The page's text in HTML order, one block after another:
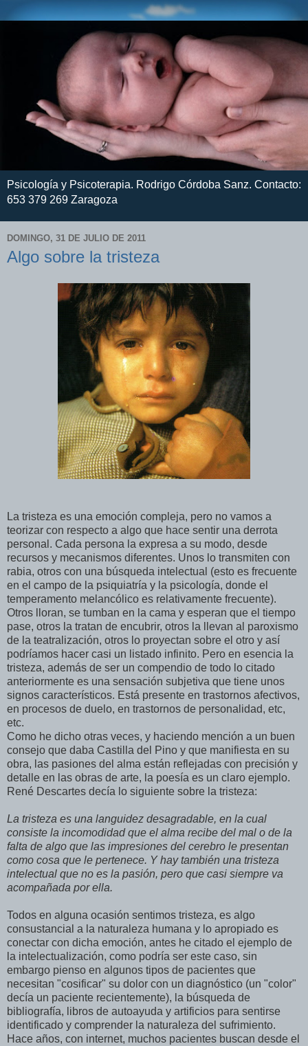
Psicología y Psicoterapia. Rodrigo Córdoba Sanz. Contacto:
653 379 269 Zaragoza
DOMINGO, 31 DE JULIO DE 2011
Algo sobre la tristeza
La tristeza es una emoción compleja, pero no vamos a
teorizar con respecto a algo que hace sentir una derrota
personal. Cada persona la expresa a su modo, desde
recursos y mecanismos diferentes. Unos lo transmiten con
rabia, otros con una búsqueda intelectual (esto es frecuente
en el campo de la psiquiatría y la psicología, donde el
temperamento melancólico es relativamente frecuente).
Otros lloran, se tumban en la cama y esperan que el tiempo
pase, otros la tratan de encubrir, otros la llevan al paroxismo
de la teatralización, otros lo proyectan sobre el otro y así
podríamos hacer casi un listado infinito. Pero en esencia la
tristeza, además de ser un compendio de todo lo citado
anteriormente es una sensación subjetiva que tiene unos
signos característicos. Está presente en trastornos afectivos,
en procesos de duelo, en trastornos de personalidad, etc,
etc.
Como he dicho otras veces, y haciendo mención a un buen
consejo que daba Castilla del Pino y que manifiesta en su
obra, las pasiones del alma están reflejadas con precisión y
detalle en las obras de arte, la poesía es un claro ejemplo.
René Descartes decía lo siguiente sobre la tristeza:
La tristeza es una languidez desagradable, en la cual
consiste la incomodidad que el alma recibe del mal o de la
falta de algo que las impresiones del cerebro le presentan
como cosa que le pertenece. Y hay también una tristeza
intelectual que no es la pasión, pero que casi siempre va
acompañada por ella.
Todos en alguna ocasión sentimos tristeza, es algo
consustancial a la naturaleza humana y lo apropiado es
conectar con dicha emoción, antes he citado el ejemplo de
la intelectualización, como podría ser este caso, sin
embargo pienso en algunos tipos de pacientes que
necesitan "cosificar" su dolor con un diagnóstico (un "color"
decía un paciente recientemente), la búsqueda de
bibliografía, libros de autoayuda y artificios para sentirse
identificado y comprender la naturaleza del sufrimiento.
Hace años, con internet, muchos pacientes buscan desde el